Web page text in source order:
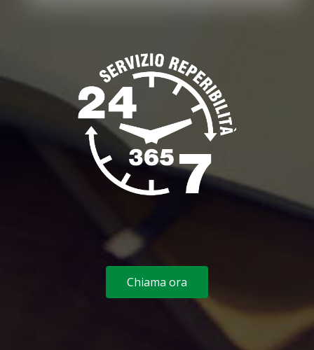
Chiama ora